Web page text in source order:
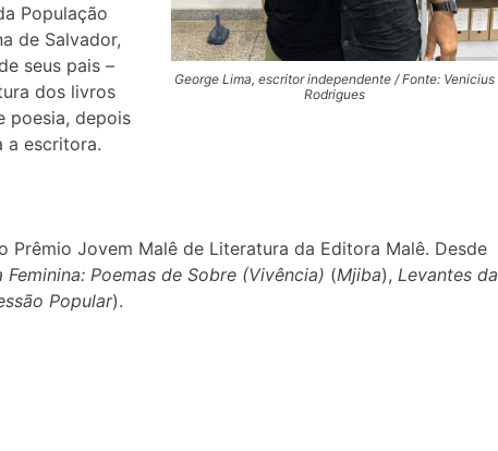
George Lima, escritor independente / Fonte: Venicius
Rodrigues
População
de Salvador,
seus pais –
dos livros
poesia, depois
a escritora.
Prêmio Jovem Malê de Literatura da Editora Malê. Desde
Poemas de Sobre (Vivência) (Mjiba), Levantes da
Popular).